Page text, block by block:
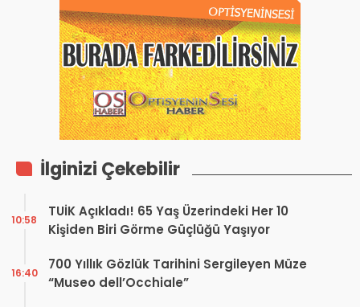
İlginizi Çekebilir
TUİK Açıkladı! 65 Yaş Üzerindeki Her 10
Kişiden Biri Görme Güçlüğü Yaşıyor
10:58
700 Yıllık Gözlük Tarihini Sergileyen Müze
“Museo dell’Occhiale”
16:40